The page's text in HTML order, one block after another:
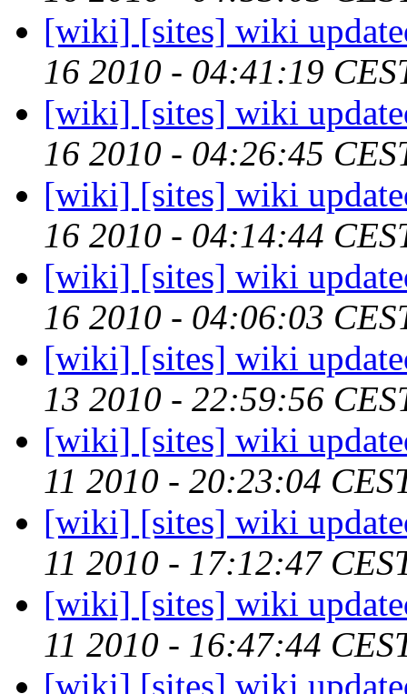
[wiki] [sites] wiki
16 2010 - 04:41:19
[wiki] [sites] wiki
16 2010 - 04:26:45
[wiki] [sites] wiki
16 2010 - 04:14:44
[wiki] [sites] wiki
16 2010 - 04:06:03
[wiki] [sites] wiki
13 2010 - 22:59:56
[wiki] [sites] wiki
11 2010 - 20:23:04
[wiki] [sites] wiki
11 2010 - 17:12:47
[wiki] [sites] wiki
11 2010 - 16:47:44
[wiki] [sites] wiki